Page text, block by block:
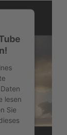
lesen
Sie